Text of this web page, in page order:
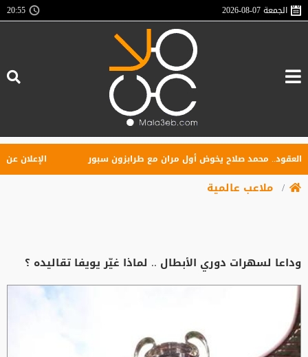
الجمعة2026-08-07
20:55
محمد صلاح يخوض أول مران مع طرابزون سبور الإعلان عن
ملاعب عالمية
وداعا لسهرات دوري الأبطال .. لماذا غيّر يويفا تقاليده ؟